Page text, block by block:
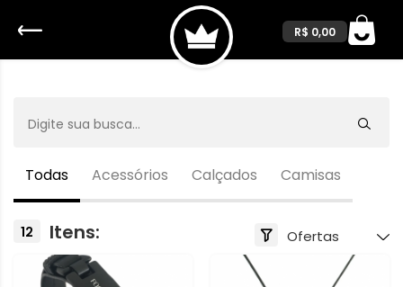
R$ 0,00
Todas Acessórios Calçados Camisas
12 Itens: